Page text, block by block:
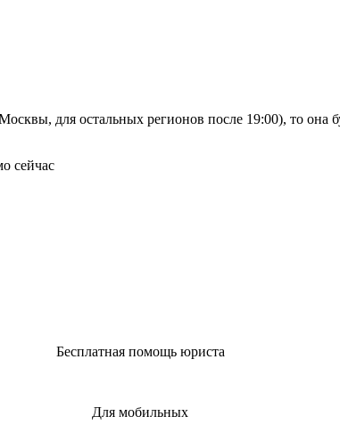
для остальных регионов после 19:00), то она
сейчас
Бесплатная помощь юриста
Для мобильных